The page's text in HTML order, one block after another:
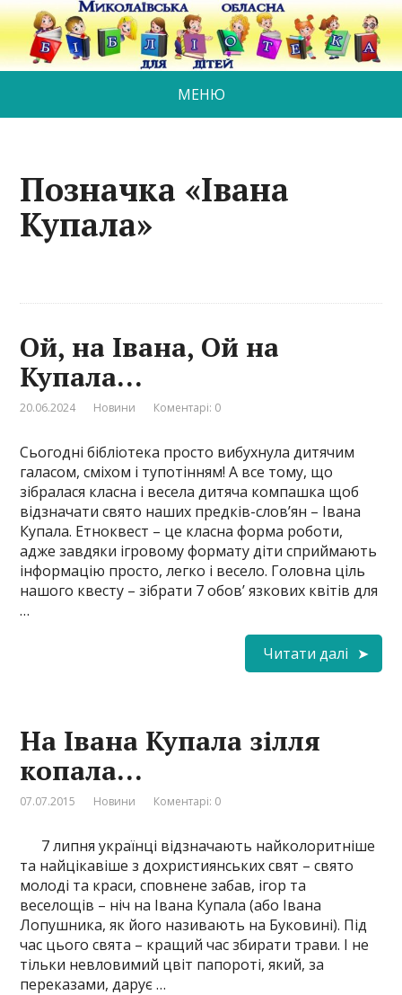
МЕНЮ
Позначка «Івана
Купала»
Ой, на Івана, Ой на
Купала…
20.06.2024 Новини Коментарі: 0
Сьогодні бібліотека просто вибухнула дитячим
галасом, сміхом і тупотінням! А все тому, що
зібралася класна і весела дитяча компашка щоб
відзначати свято наших предків-слов’ян – Івана
Купала. Етноквест – це класна форма роботи,
адже завдяки ігровому формату діти сприймають
інформацію просто, легко і весело. Головна ціль
нашого квесту – зібрати 7 обов’ язкових квітів для
…
Читати далі
На Івана Купала зілля
копала…
07.07.2015 Новини Коментарі: 0
7 липня українці відзначають найколоритніше
та найцікавіше з дохристиянських свят – свято
молоді та краси, сповнене забав, ігор та
веселощів – ніч на Івана Купала (або Івана
Лопушника, як його називають на Буковині). Під
час цього свята – кращий час збирати трави. І не
тільки невловимий цвіт папороті, який, за
переказами, дарує …